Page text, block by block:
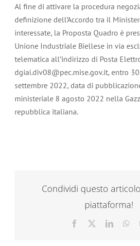
Al fine di attivare la procedura
definizione dell’Accordo tra il
interessate, la Proposta Quadro è
Unione Industriale Biellese in via
telematica all’indirizzo di Posta
dgiai.div08@pec.mise.gov.it, entro
settembre 2022, data di
ministeriale 8 agosto 2022 nella
repubblica italiana.
Condividi questo
piattaforma!
Facebook